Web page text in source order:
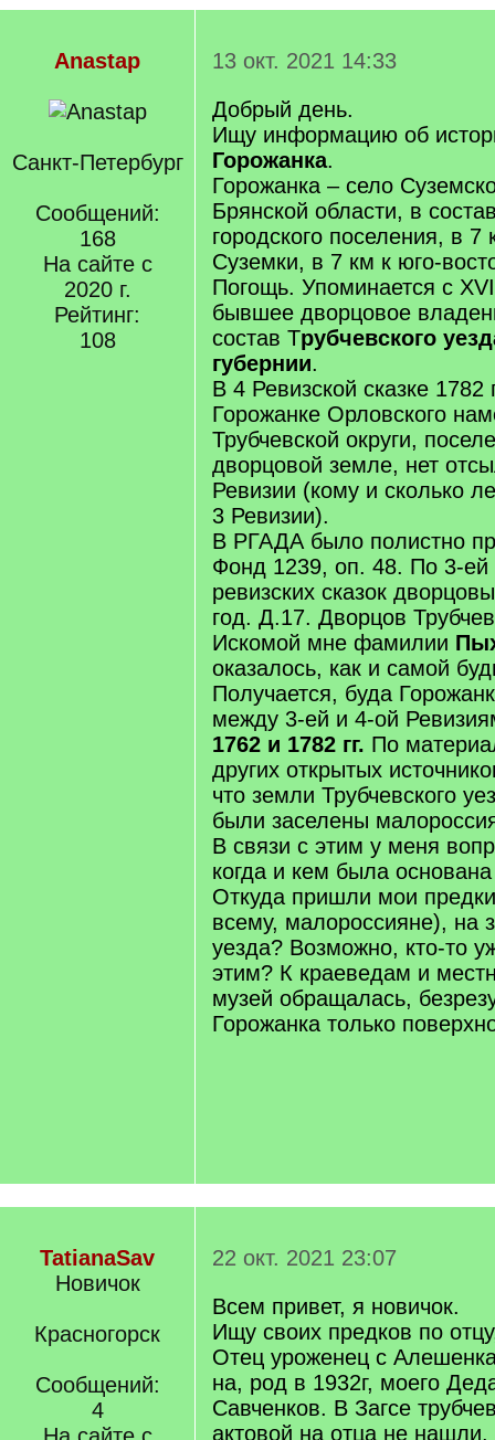
Anastap
Санкт-Петербург
Сообщений:
168
На сайте с
2020 г.
Рейтинг:
108
13 окт. 2021 14:33
Добрый день.
Ищу информацию об
Горожанка.
Горожанка – село
Брянской области, в
городского поселения, в 7
Суземки, в 7 км к юго-
Погощь. Упоминается с
бывшее дворцовое
состав Трубчевского
губернии.
В 4 Ревизской сказке 1782
Горожанке Орловского
Трубчевской округи,
дворцовой земле, нет
Ревизии (кому и сколько
3 Ревизии).
В РГАДА было полистно
Фонд 1239, оп. 48. По 3-ей
ревизских сказок
год. Д.17. Дворцов
Искомой мне фамилии
оказалось, как и самой
Получается, буда
между 3-ей и 4-ой
1762 и 1782 гг. По
других открытых
что земли Трубчевского
были заселены
В связи с этим у меня
когда и кем была
Откуда пришли мои
всему, малороссияне), на
уезда? Возможно, кто-то
этим? К краеведам и
музей обращалась,
Горожанка только
TatianaSav
Новичок
Красногорск
Сообщений:
4
22 окт. 2021 23:07
Всем привет, я новичок.
Ищу своих предков по
Отец уроженец с
на, род в 1932г, моего
Савченков. В Загсе
актовой на отца не нашли.